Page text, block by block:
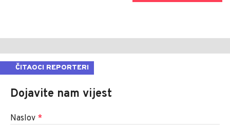
ČITAOCI REPORTERI
Dojavite nam vijest
Naslov *